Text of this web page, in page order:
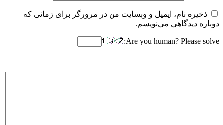
ذخیره نام، ایمیل و وبسایت من در مرورگر برای زمانی که
دوباره دیدگاهی می‌نویسم.
Are you human? Please solve: